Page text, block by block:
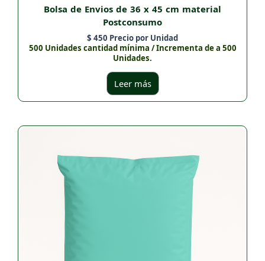
Bolsa de Envios de 36 x 45 cm material
Postconsumo
$ 450 Precio por Unidad
500 Unidades cantidad mínima / Incrementa de a 500
Unidades.
Leer más